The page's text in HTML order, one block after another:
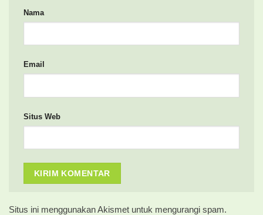
Nama
Email
Situs Web
Situs ini menggunakan Akismet untuk mengurangi spam.